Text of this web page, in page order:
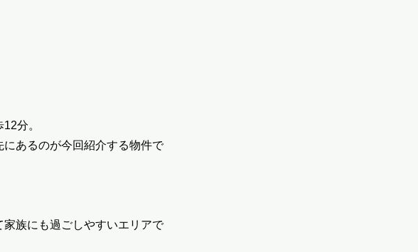
分。
あるのが今回紹介する物件で
族にも過ごしやすいエリアで